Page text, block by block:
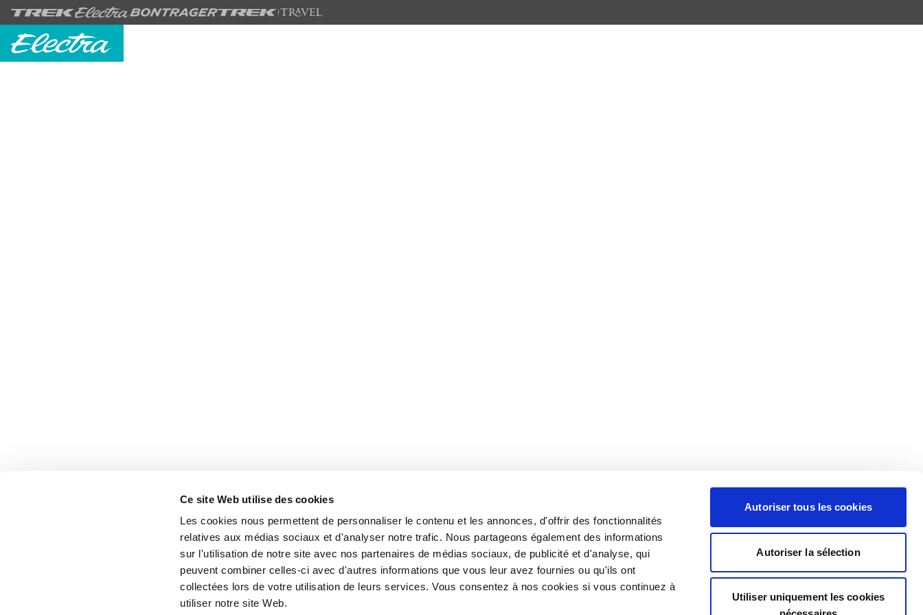
Ce site Web utilise des cookies
Les cookies nous permettent de personnaliser le contenu et les annonces, d'offrir des fonctionnalités
relatives aux médias sociaux et d'analyser notre trafic. Nous partageons également des informations
sur l'utilisation de notre site avec nos partenaires de médias sociaux, de publicité et d'analyse, qui
peuvent combiner celles-ci avec d'autres informations que vous leur avez fournies ou qu'ils ont
collectées lors de votre utilisation de leurs services. Vous consentez à nos cookies si vous continuez à
utiliser notre site Web.
Autoriser tous les cookies
Autoriser la sélection
Utiliser uniquement les cookies